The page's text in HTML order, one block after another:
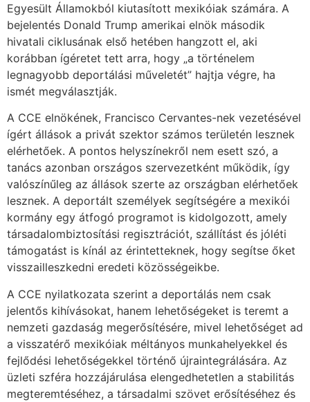
Egyesült Államokból kiutasított mexikóiak számára. A
bejelentés Donald Trump amerikai elnök második
hivatali ciklusának első hetében hangzott el, aki
korábban ígéretet tett arra, hogy „a történelem
legnagyobb deportálási műveletét” hajtja végre, ha
ismét megválasztják.
A CCE elnökének, Francisco Cervantes-nek vezetésével
ígért állások a privát szektor számos területén lesznek
elérhetőek. A pontos helyszínekről nem esett szó, a
tanács azonban országos szervezetként működik, így
valószínűleg az állások szerte az országban elérhetőek
lesznek. A deportált személyek segítségére a mexikói
kormány egy átfogó programot is kidolgozott, amely
társadalombiztosítási regisztrációt, szállítást és jóléti
támogatást is kínál az érintetteknek, hogy segítse őket
visszailleszkedni eredeti közösségeikbe.
A CCE nyilatkozata szerint a deportálás nem csak
jelentős kihívásokat, hanem lehetőségeket is teremt a
nemzeti gazdaság megerősítésére, mivel lehetőséget ad
a visszatérő mexikóiak méltányos munkahelyekkel és
fejlődési lehetőségekkel történő újraintegrálására. Az
üzleti szféra hozzájárulása elengedhetetlen a stabilitás
megteremtéséhez, a társadalmi szövet erősítéséhez és